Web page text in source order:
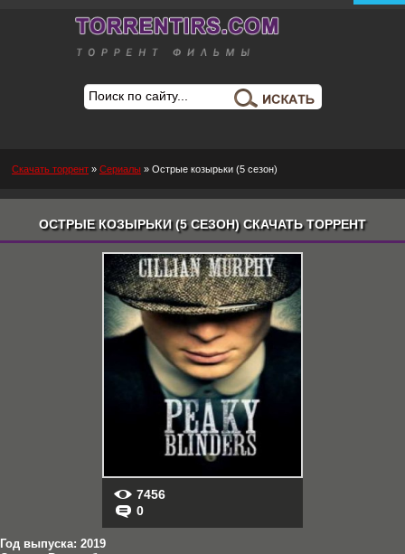
Скачать торрент » Сериалы » Острые козырьки (5 сезон)
ОСТРЫЕ КОЗЫРЬКИ (5 СЕЗОН) СКАЧАТЬ ТОРРЕНТ
7456
0
Год выпуска: 2019